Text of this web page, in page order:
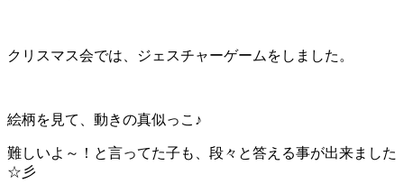
クリスマス会では、ジェスチャーゲームをしました。
絵柄を見て、動きの真似っこ♪
難しいよ～！と言ってた子も、段々と答える事が出来ました
☆彡